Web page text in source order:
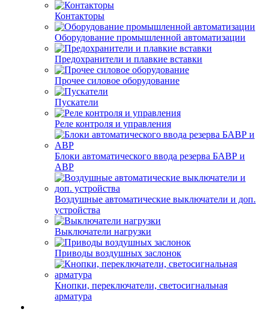
Контакторы
Оборудование промышленной автоматизации
Предохранители и плавкие вставки
Прочее силовое оборудование
Пускатели
Реле контроля и управления
Блоки автоматического ввода резерва БАВР и
АВР
Воздушные автоматические выключатели и доп.
устройства
Выключатели нагрузки
Приводы воздушных заслонок
Кнопки, переключатели, светосигнальная
арматура